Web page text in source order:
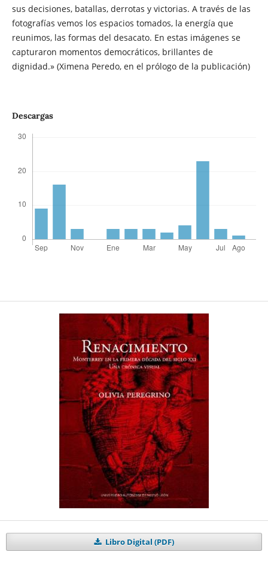
sus decisiones, batallas, derrotas y victorias. A través de las
fotografías vemos los espacios tomados, la energía que
reunimos, las formas del desacato. En estas imágenes se
capturaron momentos democráticos, brillantes de
dignidad.» (Ximena Peredo, en el prólogo de la publicación)
Descargas
Libro Digital (PDF)